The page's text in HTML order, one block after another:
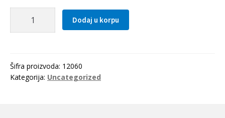
Dodaj u korpu
Šifra proizvoda: 12060
Kategorija: Uncategorized